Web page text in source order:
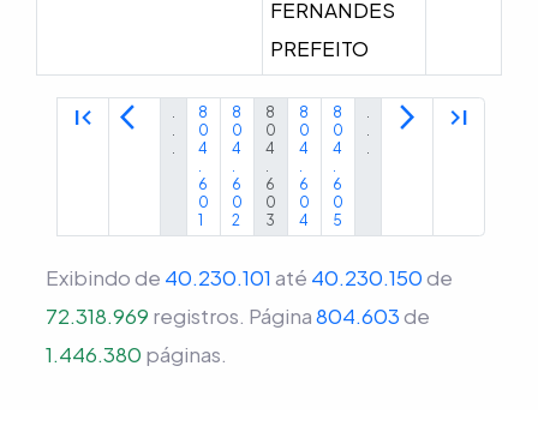
FERNANDES
PREFEITO
first_page arrow_back_ios
.
.
.
8
0
4
.
6
0
1
8
0
4
.
6
0
2
8
0
4
.
6
0
3
8
0
4
.
6
0
4
8
0
4
.
6
0
5
.
.
.
arrow_forward_ios last_page
Exibindo de 40.230.101 até 40.230.150de
72.318.969 registros. Página804.603de
1.446.380 páginas.